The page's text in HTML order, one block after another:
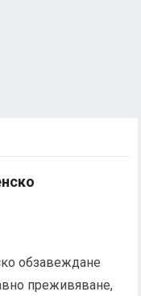
обзавеждане
преживяване,